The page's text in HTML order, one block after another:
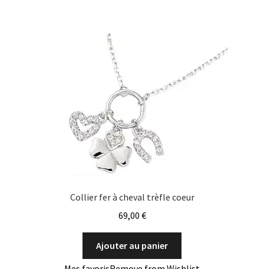
Collier fer à cheval trèfle coeur
69,00 €
Ajouter au panier